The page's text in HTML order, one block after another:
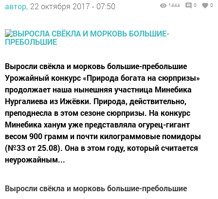
автор, 22 октября 2017 - 07:50 1444 0 0
Выросли свёкла и морковь большие-пребольшие
Урожайный конкурс «Природа богата на сюрпризы»
продолжает наша нынешняя участница Минебика
Нургалиева из Ижёвки. Природа, действительно,
преподнесла в этом сезоне сюрпризы. На конкурс
Минебика ханум уже представляла огурец-гигант
весом 900 грамм и почти килограммовые помидоры
(№33 от 25.08). Она в этом году, который считается
неурожайным...
Выросли свёкла и морковь большие-пребольшие